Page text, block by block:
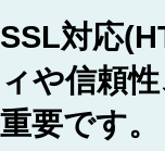
SSL対応
ィや信頼
重要です。